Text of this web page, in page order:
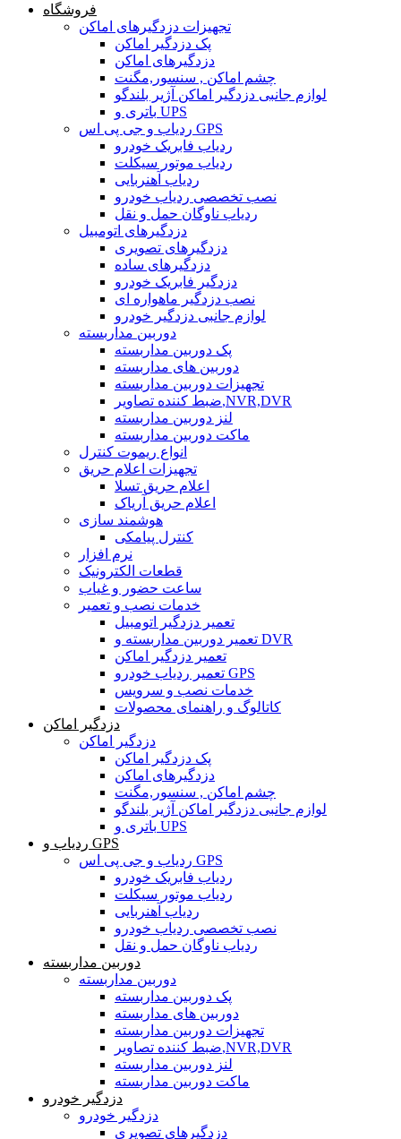
فروشگاه
تجهیزات دزدگیرهای اماکن
پک دزدگیر اماکن
دزدگیرهای اماکن
چشم اماکن , سنسور,مگنت
لوازم جانبی دزدگیر اماکن آژیر بلندگو
باتری و UPS
ردیاب و جی پی اس GPS
ردیاب فابریک خودرو
ردیاب موتور سیکلت
ردیاب آهنربایی
نصب تخصصی ردیاب خودرو
ردیاب ناوگان حمل و نقل
دزدگیرهای اتومبیل
دزدگیرهای تصویری
دزدگیرهای ساده
دزدگیر فابریک خودرو
نصب دزدگیر ماهواره ای
لوازم جانبی دزدگیر خودرو
دوربین مداربسته
پک دوربین مداربسته
دوربین های مداربسته
تجهیزات دوربین مداربسته
ضبط کننده تصاویر,NVR,DVR
لنز دوربین مداربسته
ماکت دوربین مداربسته
انواع ریموت کنترل
تجهیزات اعلام حریق
اعلام حریق تسلا
اعلام حریق آریاک
هوشمند سازی
کنترل پیامکی
نرم افزار
قطعات الکترونیک
ساعت حضور و غیاب
خدمات نصب و تعمیر
تعمیر دزدگیر اتومبیل
تعمیر دوربین مداربسته و DVR
تعمیر دزدگیر اماکن
تعمیر ردیاب خودرو GPS
خدمات نصب و سرویس
کاتالوگ و راهنمای محصولات
دزدگیر اماکن
دزدگیر اماکن
پک دزدگیر اماکن
دزدگیرهای اماکن
چشم اماکن , سنسور,مگنت
لوازم جانبی دزدگیر اماکن آژیر بلندگو
باتری و UPS
ردیاب و GPS
ردیاب و جی پی اس GPS
ردیاب فابریک خودرو
ردیاب موتور سیکلت
ردیاب آهنربایی
نصب تخصصی ردیاب خودرو
ردیاب ناوگان حمل و نقل
دوربین مداربسته
دوربین مداربسته
پک دوربین مداربسته
دوربین های مداربسته
تجهیزات دوربین مداربسته
ضبط کننده تصاویر,NVR,DVR
لنز دوربین مداربسته
ماکت دوربین مداربسته
دزدگیر خودرو
دزدگیر خودرو
دزدگیرهای تصویری